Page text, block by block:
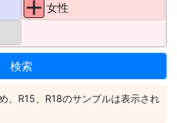
女性
、R15、R18のサンプルは表示され